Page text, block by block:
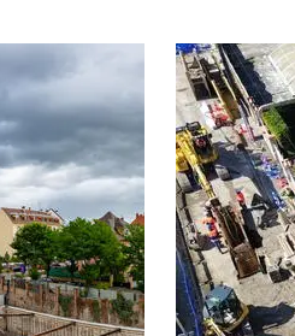
Project
image